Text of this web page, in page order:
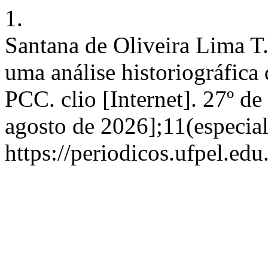
1.
Santana de Oliveira Lima
uma análise historiográfica
PCC. clio [Internet]. 27º
agosto de
https://